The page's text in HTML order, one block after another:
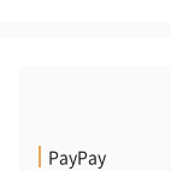
PayPay